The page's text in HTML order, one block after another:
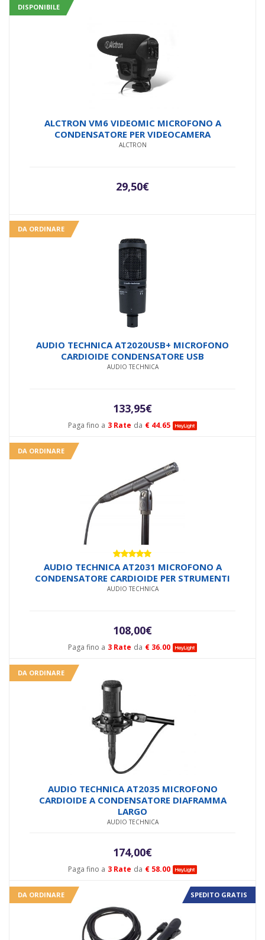
DISPONIBILE
ALCTRON VM6 VIDEOMIC MICROFONO A
CONDENSATORE PER VIDEOCAMERA
ALCTRON
29,50€
DA ORDINARE
Paga fino a 3 Rate da € 44.65
AUDIO TECHNICA AT2020USB+ MICROFONO
CARDIOIDE CONDENSATORE USB
AUDIO TECHNICA
133,95€
DA ORDINARE
Paga fino a 3 Rate da € 36.00
Valutato
5.00su 5
AUDIO TECHNICA AT2031 MICROFONO A
CONDENSATORE CARDIOIDE PER STRUMENTI
AUDIO TECHNICA
108,00€
DA ORDINARE
Paga fino a 3 Rate da € 58.00
AUDIO TECHNICA AT2035 MICROFONO
CARDIOIDE A CONDENSATORE DIAFRAMMA
LARGO
AUDIO TECHNICA
174,00€
DA ORDINARE SPEDITO GRATIS